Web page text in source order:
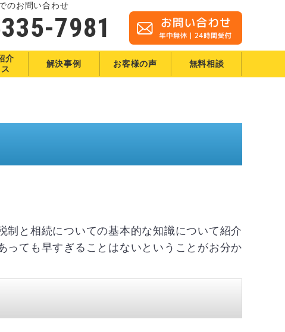
のお問い合わせ
7981
介
解決事例 お客様の声 無料相談
と相続についての基本的な知識について紹介
っても早すぎることはないということがお分か